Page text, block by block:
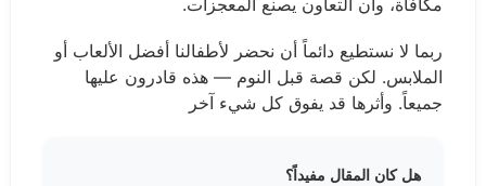
مكافأة، وأن التعاون يصنع المعجزات.
ربما لا نستطيع دائماً أن نحضر لأطفالنا أفضل الألعاب أو
الملابس. لكن قصة قبل النوم — هذه قادرون عليها
جميعاً. وأثرها قد يفوق كل شيء آخر
هل كان المقال مفيداً؟